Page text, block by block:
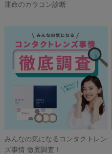
運命のカラコン診断
みんなの気になるコンタクトレン
ズ事情 徹底調査！